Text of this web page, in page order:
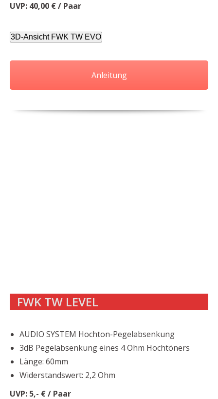
UVP: 40,00 € / Paar
3D-Ansicht FWK TW EVO
Anleitung
FWK TW LEVEL
AUDIO SYSTEM Hochton-Pegelabsenkung
3dB Pegelabsenkung eines 4 Ohm Hochtöners
Länge: 60mm
Widerstandswert: 2,2 Ohm
UVP: 5,- € / Paar